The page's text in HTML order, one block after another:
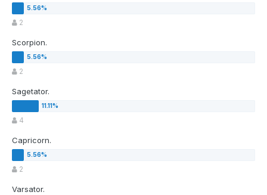
2
Scorpion.
2
Sagetator.
4
Capricorn.
2
Varsator.